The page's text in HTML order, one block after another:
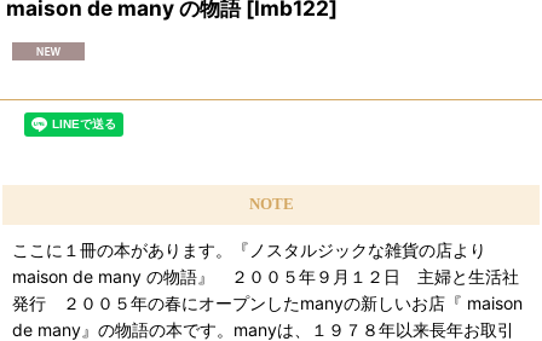
maison de many の物語 [lmb122]
NOTE
ここに１冊の本があります。『ノスタルジックな雑貨の店より
maison de many の物語』 ２００５年９月１２日 主婦と生活社
発行 ２００５年の春にオープンしたmanyの新しいお店『 maison
de many』の物語の本です。manyは、１９７８年以来長年お取引